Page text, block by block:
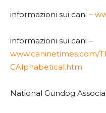
informazioni sui cani –
informazioni sui cani –
www.caninetimes.com/
CAlphabetical.htm
National Gundog